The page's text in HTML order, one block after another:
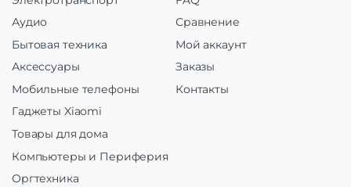
Аудио
Бытовая техника
Аксессуары
Мобильные телефоны
Гаджеты Xiaomi
Товары для дома
Компьютеры и Периферия
Оргтехника
Сравнение
Мой аккаунт
Заказы
Контакты